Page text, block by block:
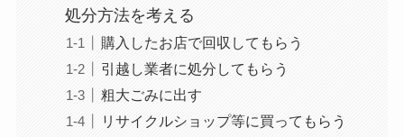
処分方法を考える
購入したお店で回収してもらう
引越し業者に処分してもらう
粗大ごみに出す
リサイクルショップ等に買ってもらう